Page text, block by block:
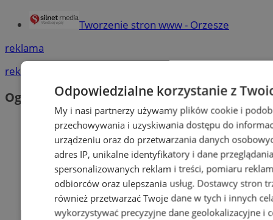
Tworzenie stron www - Orzesze
reklama
reklama
OgłoszeniaOdpowiedzialne korzystanie z
My i nasi partnerzy używamy plików cookie i
przechowywania i uzyskiwania dostępu do
urządzeniu oraz do przetwarzania danych
adres IP, unikalne identyfikatory i dane
spersonalizowanych reklam i treści, pomiaru
odbiorców oraz ulepszania usług. Dostawcy stron
również przetwarzać Twoje dane w tych i innych
wykorzystywać precyzyjne dane geolokalizacyjne i